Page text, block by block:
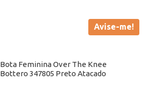
Avise-me!
Bota Feminina Over The Knee
Bottero 347805 Preto Atacado